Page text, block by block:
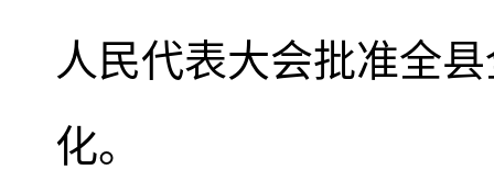
人民代表大会批准全
化。